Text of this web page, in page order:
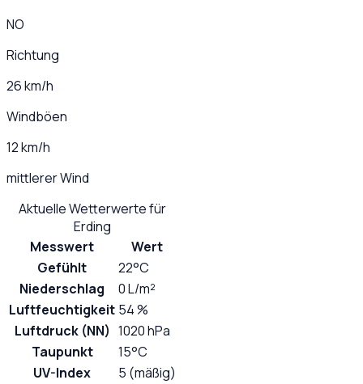
NO
Richtung
26 km/h
Windböen
12 km/h
mittlerer Wind
Aktuelle Wetterwerte für
Erding
Messwert
Wert
Gefühlt
22°C
Niederschlag
0 L/m²
Luftfeuchtigkeit 54 %
Luftdruck (NN) 1020 hPa
Taupunkt
15°C
UV-Index
5 (mäßig)